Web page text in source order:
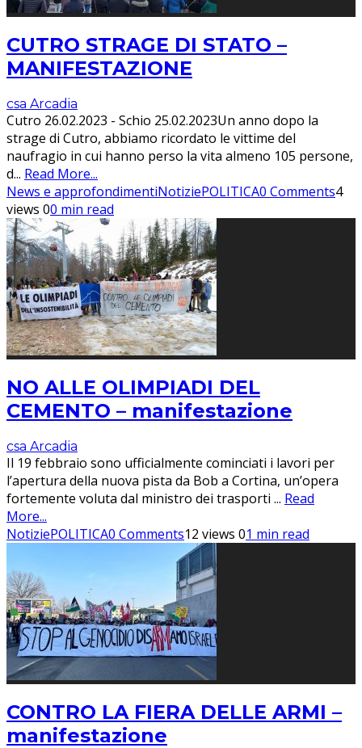
CUTRO STRAGE DI STATO –
MANIFESTAZIONE
csa Arcadia
Cutro 26.02.2023 - Schio 25.02.2023Un anno dopo la
strage di Cutro, abbiamo ricordato le vittime del
naufragio in cui hanno perso la vita almeno 105 persone,
d... Read More...
News e approfondimentiNotiziePOLITICA0 Comments4
views 00 min read
NO ALLE OLIMPIADI DEL
CEMENTO – manifestazione
csa Arcadia
Il 19 febbraio sono ufficialmente cominciati i lavori per
l’apertura della nuova pista da Bob a Cortina, un’opera
fortemente voluta dal ministro dei trasporti ... Read
More...
NotiziePOLITICA0 Comments12 views 01 min read
CONTRO LA FIERA DELLE ARMI –
manifestazione